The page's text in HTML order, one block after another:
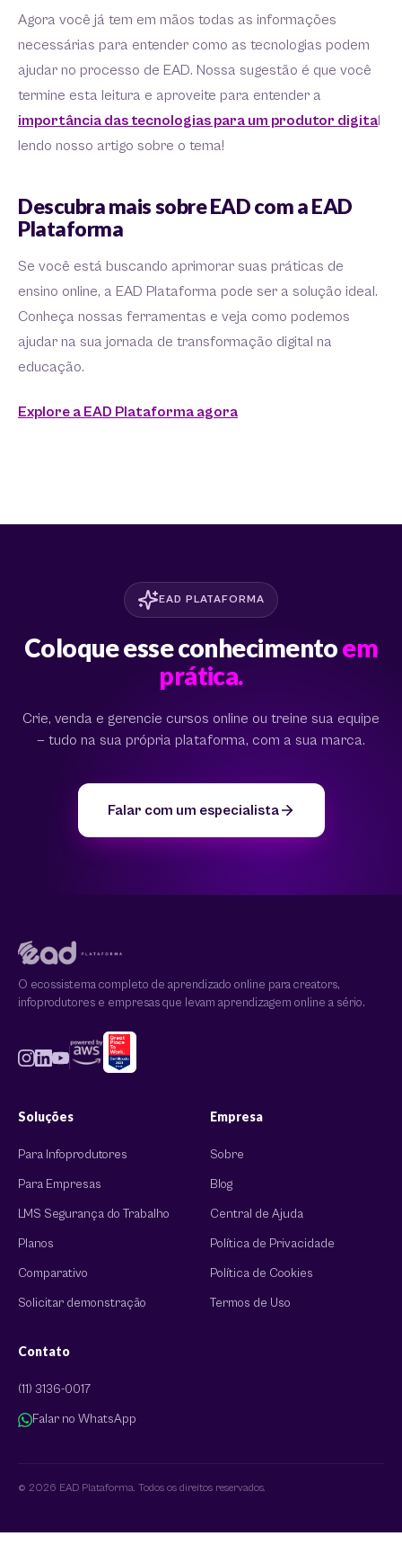
Agora você já tem em mãos todas as informações
necessárias para entender como as tecnologias podem
ajudar no processo de EAD. Nossa sugestão é que você
termine esta leitura e aproveite para entender a
importância das tecnologias para um produtor digital
lendo nosso artigo sobre o tema!
Descubra mais sobre EAD com a EAD
Plataforma
Se você está buscando aprimorar suas práticas de
ensino online, a EAD Plataforma pode ser a solução ideal.
Conheça nossas ferramentas e veja como podemos
ajudar na sua jornada de transformação digital na
educação.
Explore a EAD Plataforma agora
EAD PLATAFORMA
Coloque esse conhecimentoem
prática.
Crie, venda e gerencie cursos online ou treine sua equipe
— tudo na sua própria plataforma, com a sua marca.
Falar com um especialista
O ecossistema completo de aprendizado online para creators,
infoprodutores e empresas que levam aprendizagem online a sério.
Soluções
Para Infoprodutores
Para Empresas
LMS Segurança do Trabalho
Planos
Comparativo
Solicitar demonstração
Empresa
Sobre
Blog
Central de Ajuda
Política de Privacidade
Política de Cookies
Termos de Uso
Contato
(11) 3136-0017
Falar no WhatsApp
© 2026 EAD Plataforma. Todos os direitos reservados.